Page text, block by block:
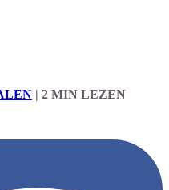
| 2 MIN LEZEN